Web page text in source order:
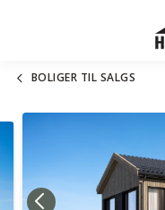
BOLIGER TIL SALGS